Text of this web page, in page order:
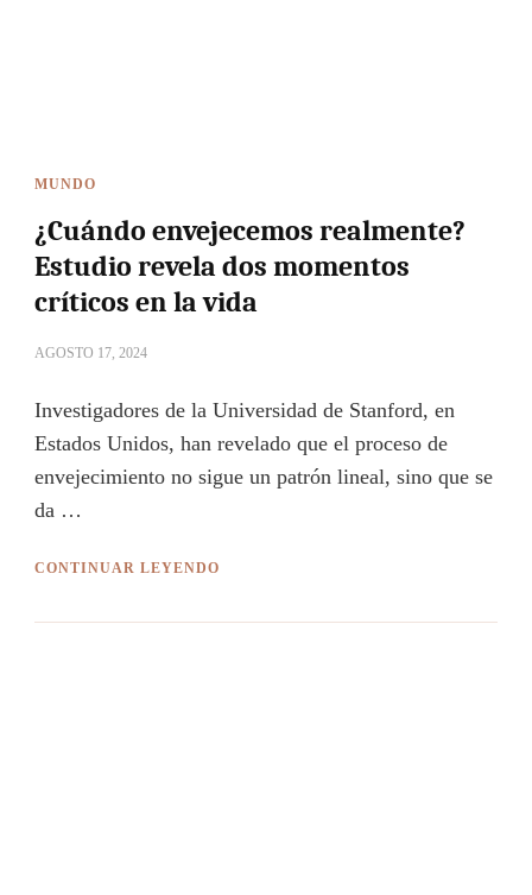
MUNDO
¿Cuándo envejecemos realmente?
Estudio revela dos momentos
críticos en la vida
AGOSTO 17, 2024
Investigadores de la Universidad de Stanford, en
Estados Unidos, han revelado que el proceso de
envejecimiento no sigue un patrón lineal, sino que se
da …
CONTINUAR LEYENDO